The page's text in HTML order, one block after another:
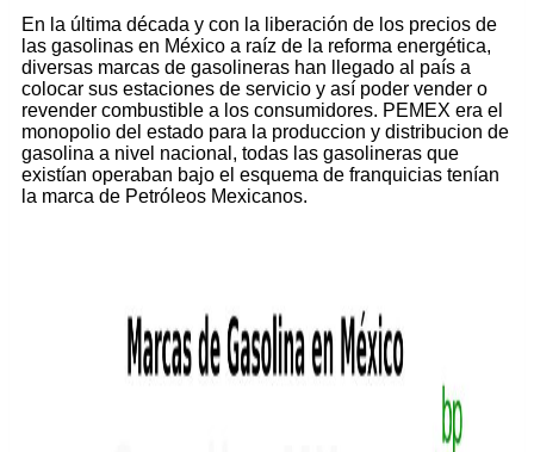
En la última década y con la liberación de los precios de
las gasolinas en México a raíz de la reforma energética,
diversas marcas de gasolineras han llegado al país a
colocar sus estaciones de servicio y así poder vender o
revender combustible a los consumidores. PEMEX era el
monopolio del estado para la produccion y distribucion de
gasolina a nivel nacional, todas las gasolineras que
existían operaban bajo el esquema de franquicias tenían
la marca de Petróleos Mexicanos.